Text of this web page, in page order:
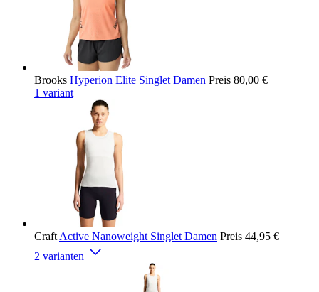
Brooks Hyperion Elite Singlet Damen Preis 80,00 €
1 variant
Craft Active Nanoweight Singlet Damen Preis 44,95 €
2 varianten